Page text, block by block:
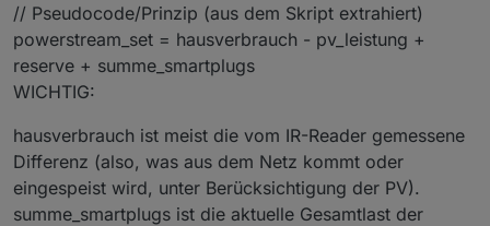
// Pseudocode/Prinzip (aus dem Skript extrahiert)
powerstream_set = hausverbrauch - pv_leistung +
reserve + summe_smartplugs
WICHTIG:
hausverbrauch ist meist die vom IR-Reader gemessene
Differenz (also, was aus dem Netz kommt oder
eingespeist wird, unter Berücksichtigung der PV).
summe_smartplugs ist die aktuelle Gesamtlast der